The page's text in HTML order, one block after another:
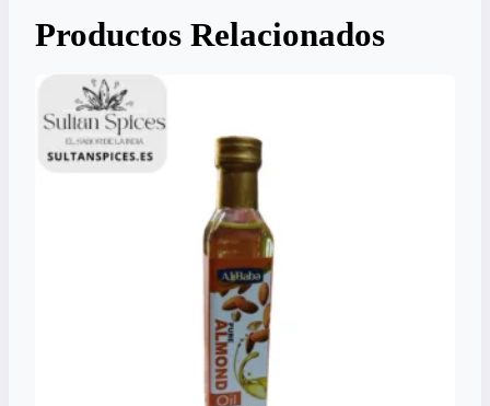
Productos Relacionados